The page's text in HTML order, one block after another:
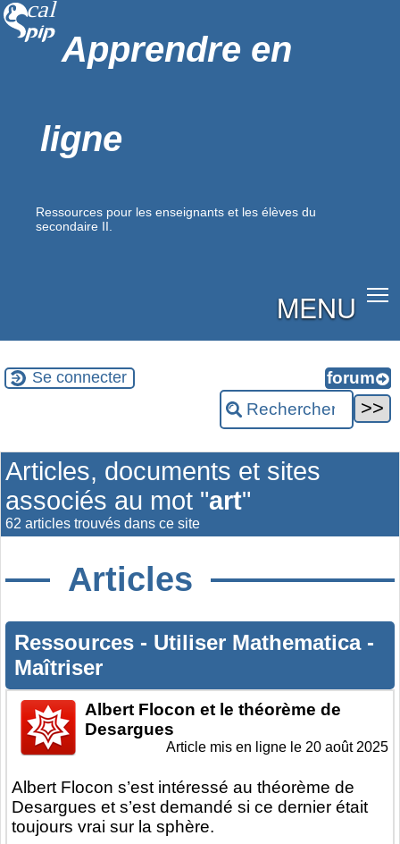
Apprendre en
ligne
Ressources pour les enseignants et les élèves du
secondaire II.
MENU
Se connecter
Articles, documents et sites
associés au mot "art"
62 articles trouvés dans ce site
Articles
Ressources - Utiliser Mathematica -
Maîtriser
Albert Flocon et le théorème de
Desargues
Albert Flocon s’est intéressé au théorème de
Desargues et s’est demandé si ce dernier était
toujours vrai sur la sphère.
Article mis en ligne le 20 août 2025